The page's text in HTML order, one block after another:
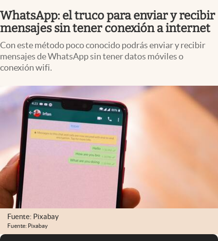
WhatsApp: el truco para enviar y recibir
mensajes sin tener conexión a internet
Con este método poco conocido podrás enviar y recibir
mensajes de WhatsApp sin tener datos móviles o
conexión wifi.
Fuente: Pixabay
Fuente: Pixabay